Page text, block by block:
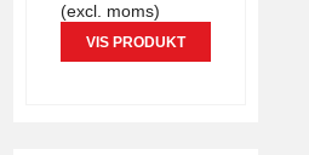
(excl. moms)
VIS PRODUKT